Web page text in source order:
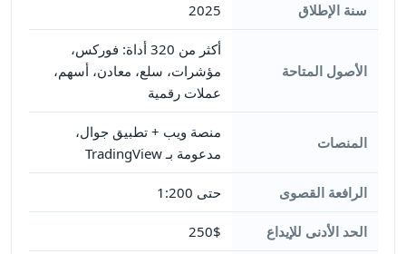
سنة الإطلاق 2025
الأصول المتاحة
أكثر من 320 أداة: فوركس،
مؤشرات، سلع، معادن، أسهم،
عملات رقمية
المنصات
منصة ويب + تطبيق جوال،
مدعومة بـ TradingView
الرافعة القصوى حتى 1:200
الحد الأدنى للإيداع 250$